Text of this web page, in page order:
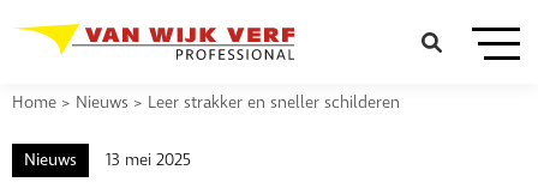
Home > Nieuws > Leer strakker en sneller schilderen
Nieuws 13 mei 2025